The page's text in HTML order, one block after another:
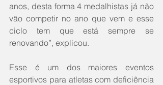
anos, desta forma 4 medalhistas já não
vão competir no ano que vem e esse
ciclo tem que está sempre se
renovando”, explicou.
Esse é um dos maiores eventos
esportivos para atletas com deficiência